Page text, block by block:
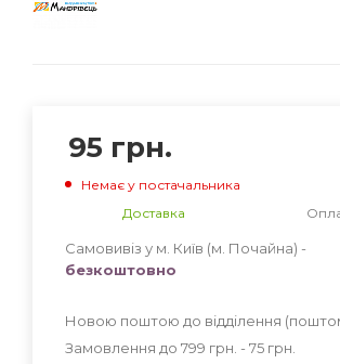
95 грн.
Немає у постачальника
Доставка
Самовивіз у м. Київ (м. Почайна) -
безкоштовно
Новою поштою до відділення
Замовлення до 799 грн. - 75 грн